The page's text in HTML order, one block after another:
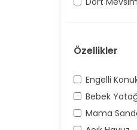
Özellikler
Engelli
Bebek
Mama